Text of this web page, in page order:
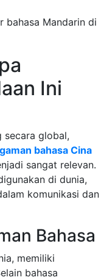
bahasa Mandarin di
Ini
secara global,
bahasa Cina
sangat relevan.
di dunia,
komunikasi dan
Bahasa
memiliki
bahasa